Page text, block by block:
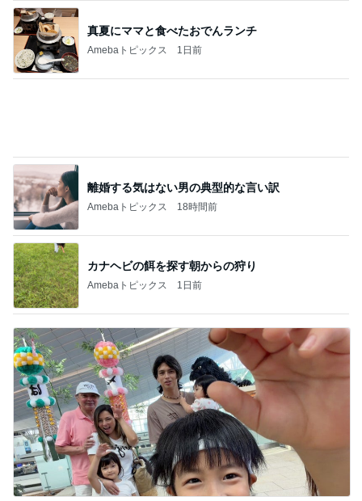
真夏にママと食べたおでんランチ
Amebaトピックス 1日前
カナヘビの餌を探す朝からの狩り
Amebaトピックス 1日前
アレク 妹にやって欲しいameblo
Amebaトピックス 1日前
記事を読む